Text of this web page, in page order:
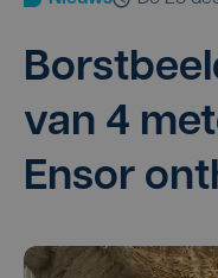
van 4
Ensor